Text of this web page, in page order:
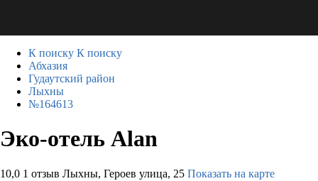
К поиску К поиску
Абхазия
Гудаутский район
Лыхны
№164613
Эко-отель Alan
10,0 1 отзыв Лыхны, Героев улица, 25 Показать на карте